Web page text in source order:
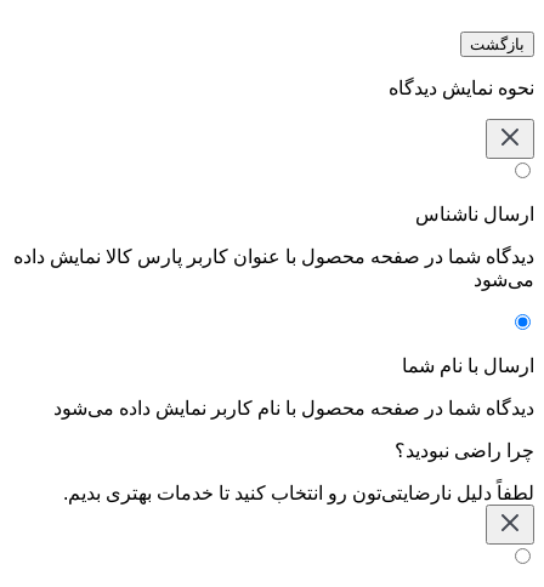
بازگشت
نحوه نمایش دیدگاه‌
ارسال ناشناس
دیدگاه شما در صفحه محصول با عنوان کاربر پارس کالا نمایش داده
می‌شود
ارسال با نام شما
دیدگاه شما در صفحه محصول با نام کاربر نمایش داده می‌شود
چرا راضی نبودید؟
لطفاً دلیل نارضایتی‌تون رو انتخاب کنید تا خدمات بهتری بدیم.